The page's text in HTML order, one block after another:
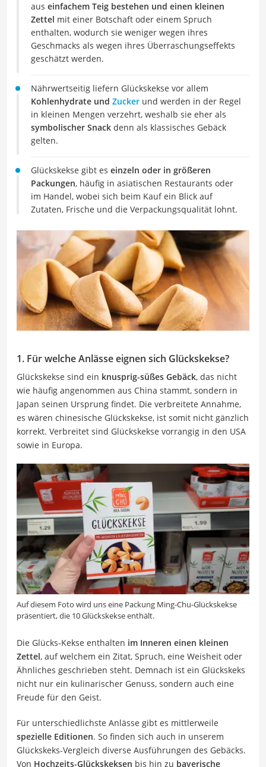
aus einfachem Teig bestehen und einen kleinen
Zettel mit einer Botschaft oder einem Spruch
enthalten, wodurch sie weniger wegen ihres
Geschmacks als wegen ihres Überraschungseffekts
geschätzt werden.
Nährwertseitig liefern Glückskekse vor allem
Kohlenhydrate und Zucker und werden in der Regel
in kleinen Mengen verzehrt, weshalb sie eher als
symbolischer Snack denn als klassisches Gebäck
gelten.
Glückskekse gibt es einzeln oder in größeren
Packungen, häufig in asiatischen Restaurants oder
im Handel, wobei sich beim Kauf ein Blick auf
Zutaten, Frische und die Verpackungsqualität lohnt.
1. Für welche Anlässe eignen sich Glückskekse?
Glückskekse sind ein knusprig-süßes Gebäck, das nicht
wie häufig angenommen aus China stammt, sondern in
Japan seinen Ursprung findet. Die verbreitete Annahme,
es wären chinesische Glückskekse, ist somit nicht gänzlich
korrekt. Verbreitet sind Glückskekse vorrangig in den USA
sowie in Europa.
Auf diesem Foto wird uns eine Packung Ming-Chu-Glückskekse
präsentiert, die 10 Glückskekse enthält.
Die Glücks-Kekse enthalten im Inneren einen kleinen
Zettel, auf welchem ein Zitat, Spruch, eine Weisheit oder
Ähnliches geschrieben steht. Demnach ist ein Glückskeks
nicht nur ein kulinarischer Genuss, sondern auch eine
Freude für den Geist.
Für unterschiedlichste Anlässe gibt es mittlerweile
spezielle Editionen. So finden sich auch in unserem
Glückskeks-Vergleich diverse Ausführungen des Gebäcks.
Von Hochzeits-Glückskeksen bis hin zu bayerische